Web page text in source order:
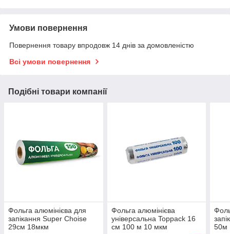
Умови повернення
Повернення товару впродовж 14 днів за домовленістю
Всі умови повернення
Подібні товари компанії
Фольга алюмінієва для
запікання Super Choise
29см 18мкм
Фольга алюмінієва
універсальна Toppack 16
см 100 м 10 мкм
50м